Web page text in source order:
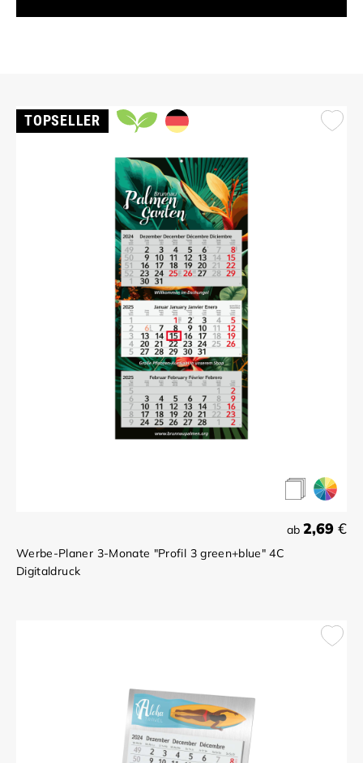
TOPSELLER
ab 2,69 €
Werbe-Planer 3-Monate "Profil 3 green+blue" 4C
Digitaldruck